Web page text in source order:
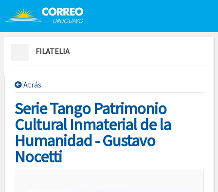
Saltar al contenido
FILATELIA
Atrás
Serie Tango Patrimonio
Cultural Inmaterial de la
Humanidad - Gustavo
Nocetti